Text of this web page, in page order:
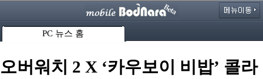
PC 뉴스 홈
오버워치 2 X ‘카우보이 비밥’ 콜라